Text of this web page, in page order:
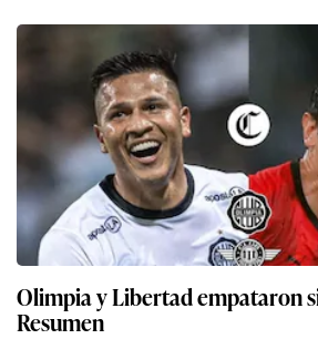
Olimpia y Libertad empataron
Resumen